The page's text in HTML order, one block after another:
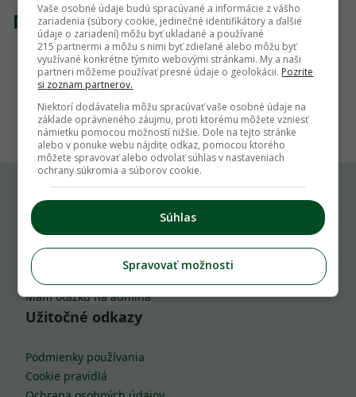
Nenašli sme žiadny produkt
1
Komu môžeš napísať
info@zahrada.sk
Nahlás chybu
Mám otázku na admina
Užitočné odkazy
Podmienky používania
Cookie pravidlá
Vaše osobné údaje budú spracúvané a informácie z vášho
zariadenia (súbory cookie, jedinečné identifikátory a ďalšie
údaje o zariadení) môžu byť ukladané a používané
215 partnermi a môžu s nimi byť zdieľané alebo môžu byť
využívané konkrétne týmito webovými stránkami. My a naši
partneri môžeme používať presné údaje o geolokácii. Pozrite
si zoznam partnerov.
Niektorí dodávatelia môžu spracúvať vaše osobné údaje na
základe oprávneného záujmu, proti ktorému môžete vzniesť
námietku pomocou možností nižšie. Dole na tejto stránke
alebo v ponuke webu nájdite odkaz, pomocou ktorého
môžete spravovať alebo odvolať súhlas v nastaveniach
ochrany súkromia a súborov cookie.
Súhlas
Spravovať možnosti